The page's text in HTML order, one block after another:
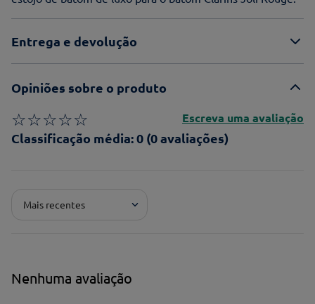
Entrega e devolução
Opiniões sobre o produto
☆☆☆☆☆
Classificação média: 0 (0 avaliações)
Escreva uma avaliação
Pontuação*
Mais recentes
Nenhuma avaliação